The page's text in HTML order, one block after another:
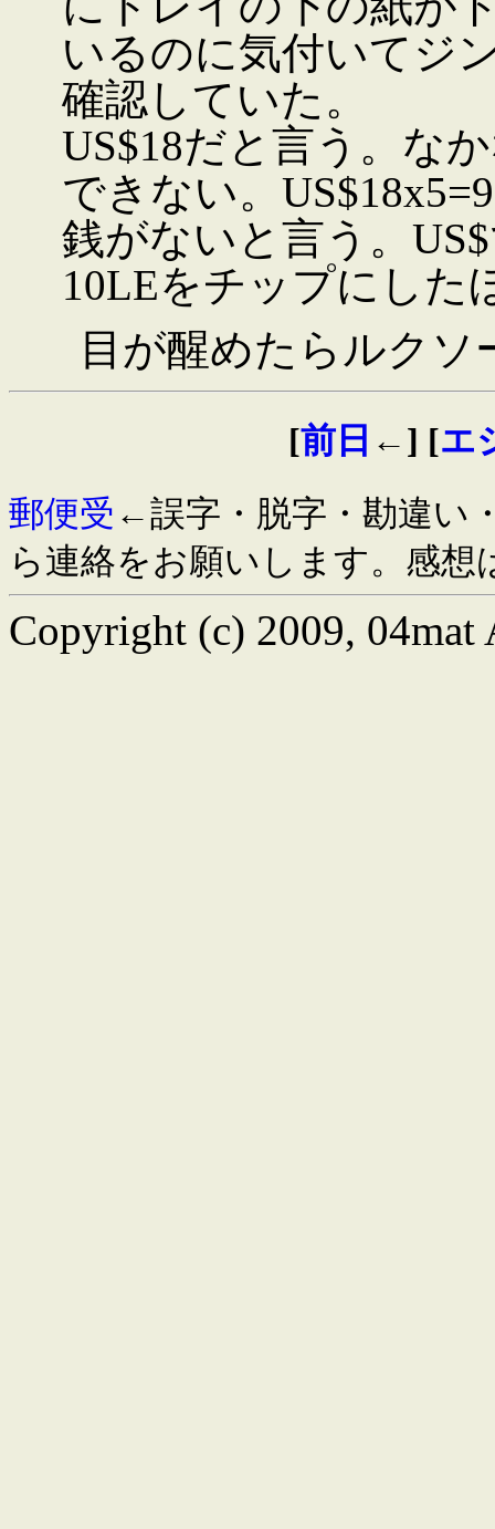
いるのに気付いてジ
確認していた。
US$18だと言う。な
できない。
銭がないと言う。
10LEをチップにした
目が醒めたらルク
[前日 ←] [エ
郵便受 ←誤字・脱字・勘違い
ら連絡をお願いします。感
Copyright (c) 2009, 04mat